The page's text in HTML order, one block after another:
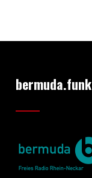
bermuda.funk